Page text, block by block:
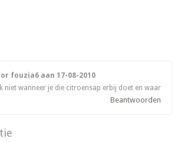
fouzia6 aan 17-08-2010
niet wanneer je die citroensap erbij doet en waar
Beantwoorden